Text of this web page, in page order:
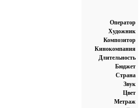
Оператор
Художник
Композитор
Кинокомпания
Длительность
Бюджет
Страна
Звук
Цвет
Метраж